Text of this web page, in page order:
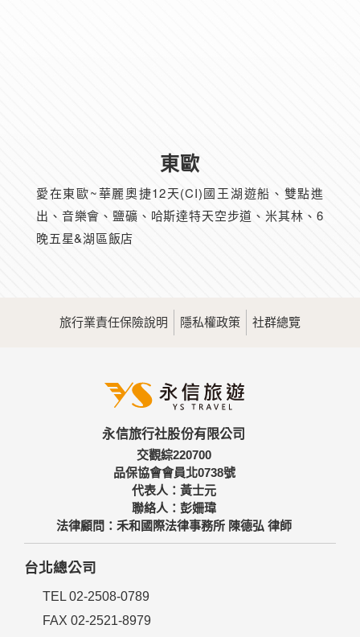
東歐
愛在東歐~華麗奧捷12天(CI)國王湖遊船、雙點進
出、音樂會、鹽礦、哈斯達特天空步道、米其林、6
晚五星&湖區飯店
旅行業責任保險說明 隱私權政策 社群總覽
永信旅行社股份有限公司
交觀綜220700
品保協會會員北0738號
代表人：黃士元
聯絡人：彭姍瑋
法律顧問：禾和國際法律事務所 陳德弘 律師
台北總公司
TEL 02-2508-0789
FAX 02-2521-8979